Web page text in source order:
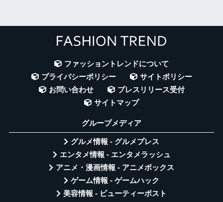
ファッショントレンドについて
プライバシーポリシー
サイトポリシー
お問い合わせ
プレスリリース受付
サイトマップ
グループメディア
グルメ情報 - グルメプレス
エンタメ情報 - エンタメラッシュ
アニメ・漫画情報 - アニメボックス
ゲーム情報 - ゲームハック
美容情報 - ビューティーポスト